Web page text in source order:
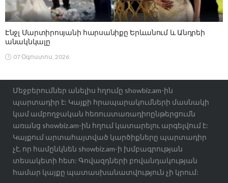
Էնջլ Մարտիրոսյանի հարսանիքը Երևանում և Անդրեի
անակնկալը
07 Օգոստոս, 2026
Մեջբերումներ անելիս հղումը showbiz.am-ին
պարտադիր է: Կայքի հրապարակումների մասնակի
կամ ամբողջական հեռուստառադիոընթերցումն
առանց showbiz.am-ին հղում կատարելու արգելվում է:
Կայքում արտահայտված կարծիքները պարտադիր
չէ, որ համընկնեն showbiz.am-ի խմբագրության
տեսակետի հետ: Գովազդների բովանդակության
համար կայքը պատասխանատվություն չի կրում: